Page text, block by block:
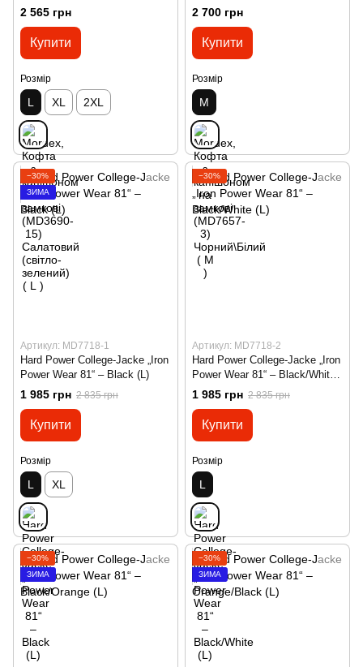
Салатовий (світло-зелений) (
2 565 грн
Купити
Розмір
L XL 2XL
Чорний\Білий ( M )
2 700 грн
Купити
Розмір
M
−30%
ЗИМА
Артикул: MD7718-1
Hard Power College-Jacke „Iron
Power Wear 81“ – Black (L)
1 985 грн 2 835 грн
Купити
Розмір
L XL
−30%
Артикул: MD7718-2
Hard Power College-Jacke „Iron
Power Wear 81“ – Black/White
(L)
1 985 грн 2 835 грн
Купити
Розмір
L
−30%
ЗИМА
−30%
ЗИМА